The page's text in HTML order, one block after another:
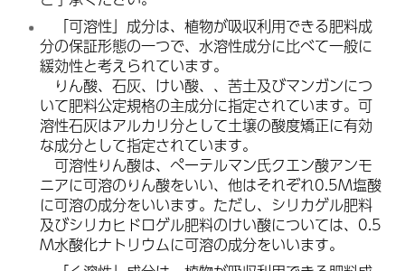
「可溶性」成分は、植物が吸収利用できる肥料成
分の保証形態の一つで、水溶性成分に比べて一般に
緩効性と考えられています。
りん酸、石灰、けい酸、、苦土及びマンガンにつ
いて肥料公定規格の主成分に指定されています。可
溶性石灰はアルカリ分として土壌の酸度矯正に有効
な成分として指定されています。
可溶性りん酸は、ペーテルマン氏クエン酸アンモ
ニアに可溶のりん酸をいい、他はそれぞれ0.5M塩酸
に可溶の成分をいいます。ただし、シリカゲル肥料
及びシリカヒドロゲル肥料のけい酸については、0.5
M水酸化ナトリウムに可溶の成分をいいます。